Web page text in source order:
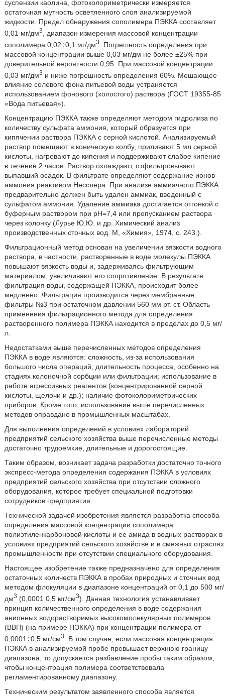
суспензии каолина, фотоколориметрически измеряется
остаточная мутность осветленного слоя анализируемой
жидкости. Предел обнаружения сополимера ПЭККА составляет
0,01 мг/дм3
, диапазон измерения массовой концентрации
сополимера 0,02÷0,1 мг/дм3
. Погрешность определения при
массовой концентрации выше 0,03 мг/дм не более ±25% при
доверительной вероятности 0,95. При массовой концентрации
0,03 мг/дм3 и ниже погрешность определения 60%. Мешающее
влияние солевого фона питьевой воды устраняется
использованием фонового (холостого) раствора (ГОСТ 19355-85
«Вода питьевая»).
Концентрацию ПЭККА также определяют методом гидролиза по
количеству сульфата аммония, который образуется при
кипячении раствора ПЭККА с серной кислотой. Анализируемый
раствор помещают в коническую колбу, приливают 5 мл серной
кислоты, нагревают до кипения и поддерживают слабое кипение
в течение 2 часов. Раствор охлаждают, отфильтровывают
выпавший осадок. В фильтрате определяют содержание ионов
аммония реактивом Несслера. При анализе аммиачного ПЭККА
предварительно должен быть удален аммиак, введенный с
сульфатом аммония. Удаление аммиака достигается отгонкой с
буферным раствором при рН=7,4 или пропусканием раствора
через колонку (Лурье Ю.Ю. и др. Химический анализ
производственных сточных вод. М, «Химия», 1974, с. 243.).
Фильтрационный метод основан на увеличении вязкости водного
раствора, в частности, растворенные в воде молекулы ПЭККА
повышают вязкость воды и, задерживаясь фильтрующим
материалом, увеличивают его сопротивление. В результате
фильтрация воды, содержащей ПЭККА, происходит более
медленно. Фильтрация производится через мембранные
фильтры №3 при остаточном давлении 560 мм рт. ст. Область
применения фильтрационного метода для определения
растворенного полимера ПЭККА находится в пределах до 0,5 мг/
л.
Недостатками выше перечисленных методов определения
ПЭККА в воде являются: сложность, из-за использования
большого числа операций; длительность процесса, особенно на
стадиях колоночной сорбции или фильтрации; использование в
работе агрессивных реагентов (концентрированной серной
кислоты, щелочи и др.); наличие фотоколориметрических
приборов. Кроме того, использование выше перечисленных
методов оправдано в промышленных масштабах.
Для выполнения определений в условиях лабораторий
предприятий сельского хозяйства выше перечисленные методы
достаточно трудоемкие, длительные и дорогостоящие.
Таким образом, возникает задача разработки достаточно точного
экспресс-метода определения содержания ПЭККА в условиях
предприятий сельского хозяйства при отсутствии сложного
оборудования, которое требует специальной подготовки
сотрудников предприятия.
Технической задачей изобретения является разработка способа
определения массовой концентрации сополимера
полиэтиленкарбоновой кислоты и ее амида в водных растворах в
условиях предприятий сельского хозяйстве и в смежных отраслях
промышленности при отсутствии специального оборудования.
Настоящее изобретение также предназначено для определения
остаточных количеств ПЭККА в пробах природных и сточных вод
методом флокуляции в диапазоне концентраций от 0,1 до 500 мг/
дм3 (0,0001 0,5 мг/см3). Данная технология устанавливает
принцип количественного определения в воде содержания
анионных водорастворимых высокомолекулярных полимеров
(ВВП) (на примере ПЭККА) при концентрации полимера от
0,0001÷0,5 мг/см3
. В том случае, если массовая концентрация
ПЭККА в анализируемой пробе превышает верхнюю границу
диапазона, то допускается разбавление пробы таким образом,
чтобы концентрация полимера соответствовала
регламентированному диапазону.
Техническим результатом заявленного способа является